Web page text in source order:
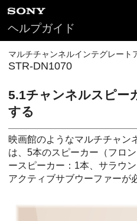
ヘルプガイド
マルチチャンネルインテグレート
STR-DN1070
5.1チャンネルスピー
する
映画館のようなマルチチャン
は、5本のスピーカー（フロ
ースピーカー：1本、サラウ
アクティブサブウーファーが